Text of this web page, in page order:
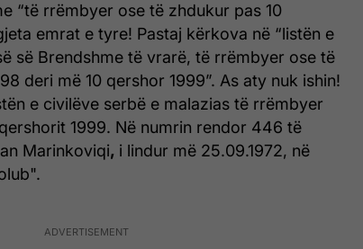
“të rrëmbyer ose të zhdukur pas 10
emrat e tyre! Pastaj kërkova në “listën e
së Brendshme të vrarë, të rrëmbyer ose të
deri më 10 qershor 1999”. As aty nuk ishin!
e civilëve serbë e malazias të rrëmbyer
1999. Në numrin rendor 446 të
Marinkoviqi, i lindur më 25.09.1972, në